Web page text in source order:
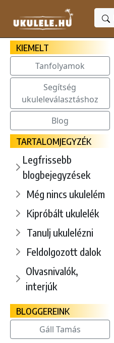
KIEMELT
Tanfolyamok
Segítség
ukuleleválasztáshoz
Blog
TARTALOMJEGYZÉK
Legfrissebb
blogbejegyzések
Még nincs ukulelém
Kipróbált ukulelék
Tanulj ukulelézni
Feldolgozott dalok
Olvasnivalók,
interjúk
BLOGGEREINK
Gáll Tamás